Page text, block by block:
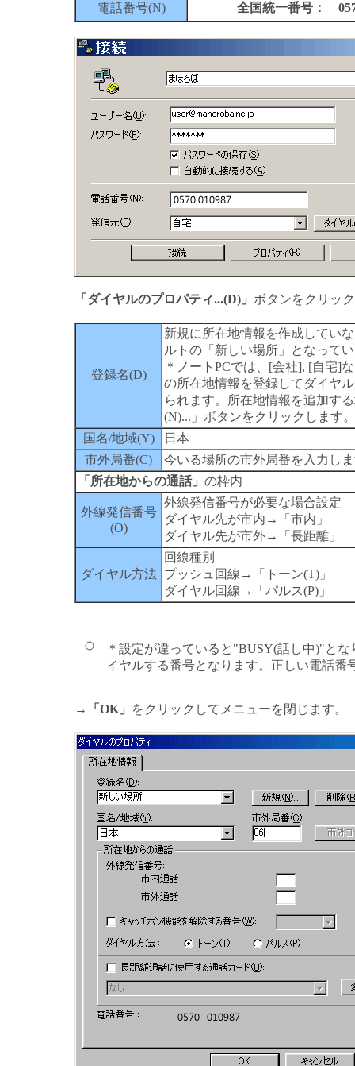
電話番号(N)
全国統一番号：
「ダイヤルのプロパティ...(D)」 ボタンをクリック
登録名(D)
新規に所在地情報を作成してい
ルトの「新しい場所」となって
＊ノートPCでは、[会社], [自宅]
の所在地情報を登録してダイヤ
られます。所在地情報を追加す
(N)...」ボタンをクリックします。
国名/地域(Y)
日本
市外局番(C)
今いる場所の市外局番を入力し
「所在地からの通話」 の枠内
外線発信番号
(O)
外線発信番号が必要な場合設定
ダイヤル先が市内→「市内」
ダイヤル先が市外→「長距離」
ダイヤル方法
回線種別
プッシュ回線→「トーン(T)」
ダイヤル回線→「パルス(P)」
＊設定が違っていると"BUSY(話し中)"と
イヤルする番号となります。正しい電話番
→ 「OK」 をクリックしてメニューを閉じます。